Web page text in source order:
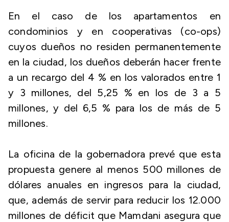
En el caso de los apartamentos en
condominios y en cooperativas (co-ops)
cuyos dueños no residen permanentemente
en la ciudad, los dueños deberán hacer frente
a un recargo del 4 % en los valorados entre 1
y 3 millones, del 5,25 % en los de 3 a 5
millones, y del 6,5 % para los de más de 5
millones.
La oficina de la gobernadora prevé que esta
propuesta genere al menos 500 millones de
dólares anuales en ingresos para la ciudad,
que, además de servir para reducir los 12.000
millones de déficit que Mamdani asegura que